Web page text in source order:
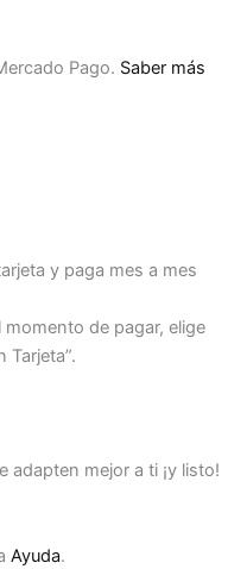
Pago. Saber más
y paga mes a mes
de pagar, elige
Tarjeta”.
adapten mejor a ti ¡y listo!
Ayuda.